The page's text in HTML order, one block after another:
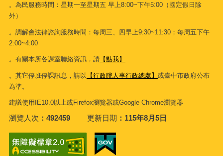
。為民服務時間：星期一至星期五 早上8:00~下午5:00（國定假日除
外）
。調解會法律諮詢服務時間：每周三、四早上9:30~11:30；每周五下午
2:00~4:00
。有關本所各課室聯絡資訊，請【點我】
。其它停班停課訊息，請以 【行政院人事行政總處】 或臺中市政府公布
為準。
建議使用IE10.0以上或Firefox瀏覽器或Google Chrome瀏覽器
瀏覽人次 492459 更新日期 115年8月5日